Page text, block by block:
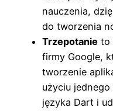
nauczenia,
do tworzenia
Trzepotanie to
firmy Google,
tworzenie
użyciu
języka Dart i